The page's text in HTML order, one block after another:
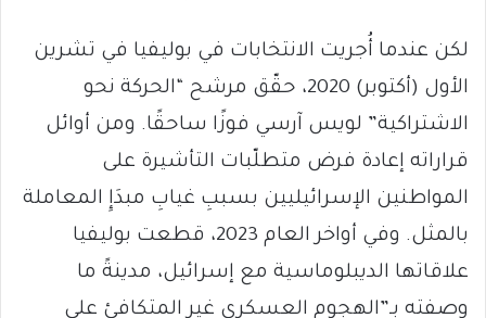
لكن عندما أُجريت الانتخابات في بوليفيا في تشرين
الأول (أكتوبر) 2020، حقّق مرشح “الحركة نحو
الاشتراكية” لويس آرسي فوزًا ساحقًا. ومن أوائل
قراراته إعادة فرض متطلّبات التأشيرة على
المواطنين الإسرائيليين بسببِ غيابِ مبدَإِ المعاملة
بالمثل. وفي أواخر العام 2023، قطعت بوليفيا
علاقاتها الديبلوماسية مع إسرائيل، مدينةً ما
وصفته بـ”الهجوم العسكري غير المتكافئ على